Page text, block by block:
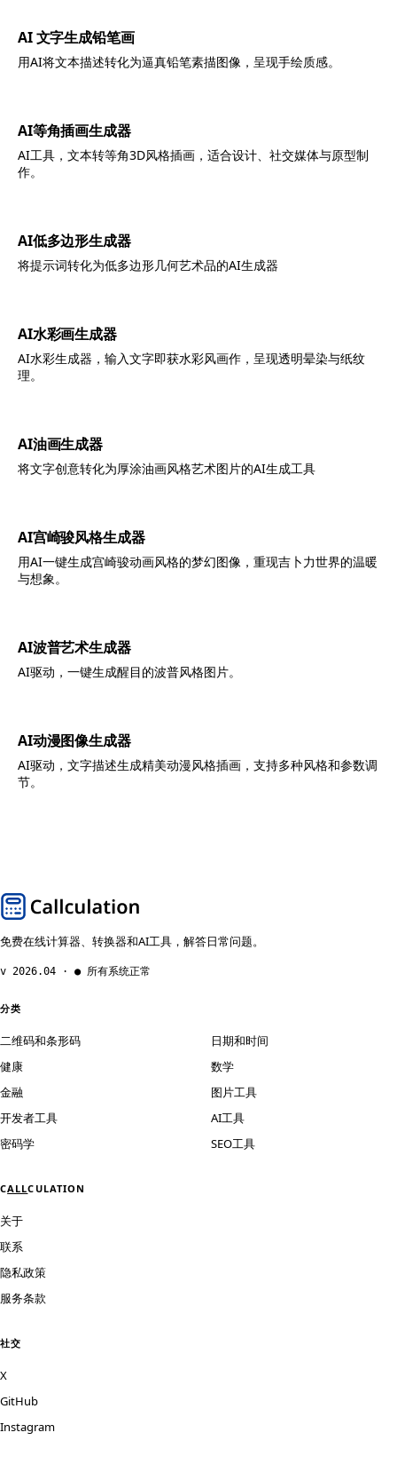
AI 文字生成铅笔画
用AI将文本描述转化为逼真铅笔素描图像，呈现手绘质感。
AI等角插画生成器
AI工具，文本转等角3D风格插画，适合设计、社交媒体与原型制
作。
AI低多边形生成器
将提示词转化为低多边形几何艺术品的AI生成器
AI水彩画生成器
AI水彩生成器，输入文字即获水彩风画作，呈现透明晕染与纸纹
理。
AI油画生成器
将文字创意转化为厚涂油画风格艺术图片的AI生成工具
AI宫崎骏风格生成器
用AI一键生成宫崎骏动画风格的梦幻图像，重现吉卜力世界的温暖
与想象。
AI波普艺术生成器
AI驱动，一键生成醒目的波普风格图片。
AI动漫图像生成器
AI驱动，文字描述生成精美动漫风格插画，支持多种风格和参数调
节。
免费在线计算器、转换器和AI工具，解答日常问题。
v 2026.04 · ● 所有系统正常
分类
二维码和条形码
健康
金融
开发者工具
密码学
日期和时间
数学
图片工具
AI工具
SEO工具
CALLCULATION
关于
联系
隐私政策
服务条款
社交
X
GitHub
Instagram